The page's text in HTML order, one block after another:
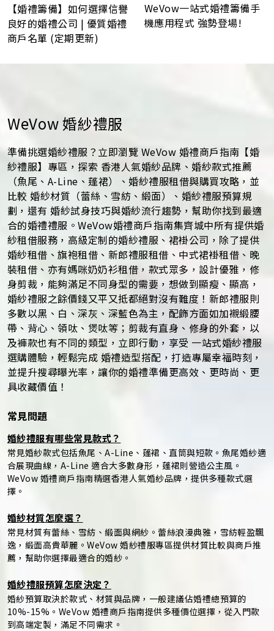
【婚禮籌備】如何選擇信譽
良好的婚禮公司 | 優質婚禮
商戶名單 (定期更新)
WeVow一站式婚禮籌備手
機應用程式 強勢登場!
WeVow 婚紗禮服
準備挑選婚紗禮服？立即瀏覽 WeVow 婚禮商戶指南【婚
紗禮服】專區，探索 香港人氣婚紗品牌、婚紗款式推薦
（魚尾、A-Line、蓬裙）、婚紗禮服租借與購買攻略，並
比較 婚紗材質（蕾絲、雪紡、緞面）、婚紗禮服預算規
劃，還有 婚紗試身技巧與婚紗流行趨勢，幫助你找到最適
合的婚禮禮服。WeVow婚禮商戶指南集齊城中所有提供婚
紗租借服務，高級定制的婚紗禮服、裙褂公司，除了提供
婚紗租借、旗袍租借、新郎禮服租借、中式裙褂租借、晚
裝租借、亦有媽咪奶奶衫租借，款式眾多，設計優雅，修
身剪裁，能夠滿足不同身型的需要，想做到顯瘦、顯高，
婚紗禮服之餘價錢又平又抵都絕對沒有難度！新郎禮服則
多數以黑、白、深灰、深藍色為主，配飾方面如加襯緞腰
帶、背心、領呔、煲呔等；剪裁有直身、修身的外套，以
及褲款也有不同的類型，立即行動，享受 一站式婚紗禮服
選購體驗，輕鬆完成 婚禮造型搭配，打造專屬幸福時刻，
並提升搜尋曝光率，讓你的婚禮準備更高效、更時尚、更
具收藏價值！
常見問題
婚紗禮服有哪些常見款式？
常見婚紗款式包括魚尾、A-Line、蓬裙、直筒與短款。魚尾婚紗適
合展現曲線，A-Line 適合大多數身形，蓬裙則營造公主風。
WeVow 婚禮商戶指南精選香港人氣婚紗品牌，提供多種款式選
擇。
婚紗材質怎麼選？
常見材質有蕾絲、雪紡、緞面與網紗。蕾絲浪漫典雅，雪紡輕盈飄
逸，緞面高貴華麗。WeVow 婚紗禮服專區提供材質比較與商戶推
薦，幫助你選擇最適合的婚紗。
婚紗禮服預算怎麼決定？
婚紗預算取決於款式、材質與品牌，一般建議佔婚禮總預算的
10%-15%。WeVow 婚禮商戶指南提供多種價位選擇，從入門款
到高端定製，滿足不同需求。